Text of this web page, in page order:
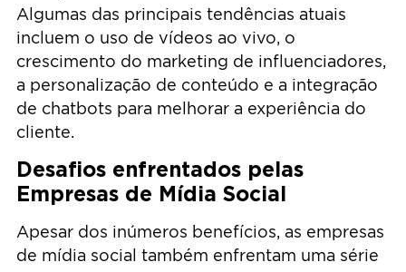
Algumas das principais tendências atuais
incluem o uso de vídeos ao vivo, o
crescimento do marketing de influenciadores,
a personalização de conteúdo e a integração
de chatbots para melhorar a experiência do
cliente.
Desafios enfrentados pelas
Empresas de Mídia Social
Apesar dos inúmeros benefícios, as empresas
de mídia social também enfrentam uma série